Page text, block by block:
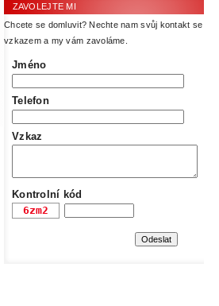
ZAVOLEJTE MI
Chcete se domluvit? Nechte nam svůj kontakt se
vzkazem a my vám zavoláme.
Jméno
Telefon
Vzkaz
Kontrolní kód